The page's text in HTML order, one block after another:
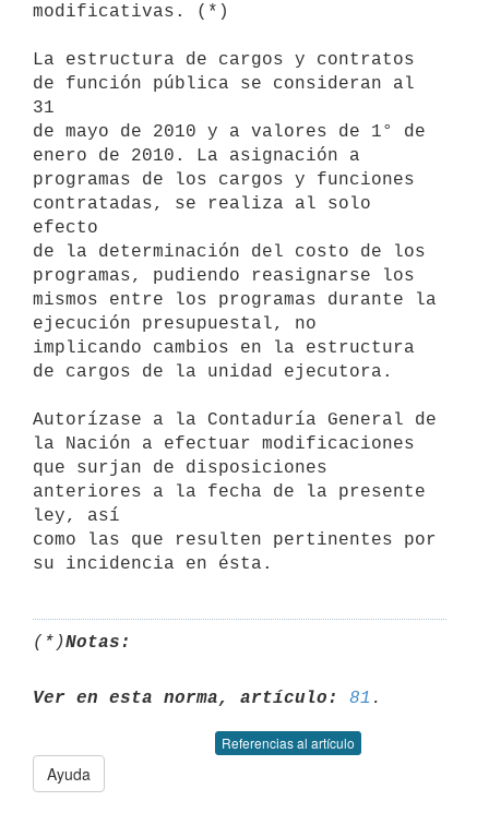
modificativas. (*)
La estructura de cargos y contratos
de función pública se consideran al
31
de mayo de 2010 y a valores de 1° de
enero de 2010. La asignación a
programas de los cargos y funciones
contratadas, se realiza al solo
efecto
de la determinación del costo de los
programas, pudiendo reasignarse los
mismos entre los programas durante la
ejecución presupuestal, no
implicando cambios en la estructura
de cargos de la unidad ejecutora.
Autorízase a la Contaduría General de
la Nación a efectuar modificaciones
que surjan de disposiciones
anteriores a la fecha de la presente
ley, así
como las que resulten pertinentes por
(*)Notas:
Ver en esta norma, artículo: 81
Referencias al artículo
Ayuda